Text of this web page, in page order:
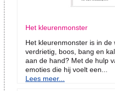
Het kleurenmonster
Het kleurenmonster is in de
verdrietig, boos, bang en
aan de hand? Met de hulp
emoties die hij voelt een...
Lees meer...